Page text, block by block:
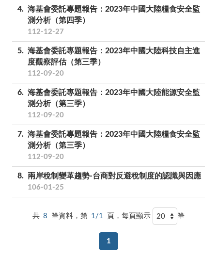
4
海基會委託專題報告：2023年中國大陸糧食安全監
測分析（第四季）
112-12-27
5
海基會委託專題報告：2023年中國大陸科技自主進
度觀察評估（第三季）
112-09-20
6
海基會委託專題報告：2023年中國大陸能源安全監
測分析（第三季）
112-09-20
7
海基會委託專題報告：2023年中國大陸糧食安全監
測分析（第三季）
112-09-20
8 兩岸稅制變革趨勢-台商對反避稅制度的認識與因應
106-01-25
共 8 筆資料，第 1/1 頁，每頁顯示 筆
1